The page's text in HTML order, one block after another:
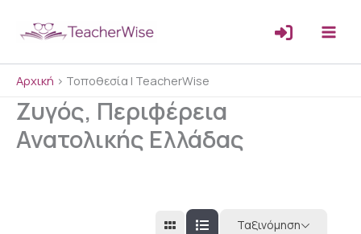
Αρχική > Τοποθεσία | TeacherWise
Ζυγός, Περιφέρεια
Ανατολικής Ελλάδας
Ταξινόμηση